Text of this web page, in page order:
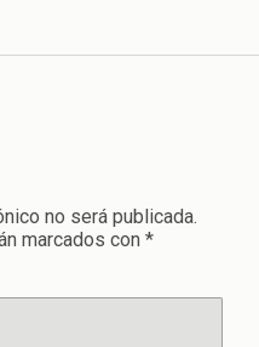
no será publicada.
marcados con *